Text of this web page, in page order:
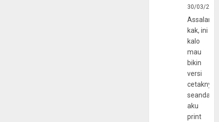
30/03/
kak, ini
kalo
mau
bikin
versi
cetaknya
aku
print